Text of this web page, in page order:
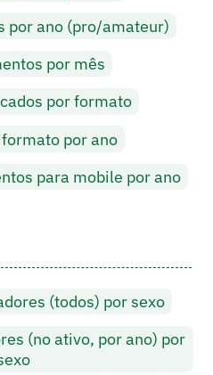
por ano (pro/amateur)
por mês
por formato
por ano
para mobile por ano
(todos) por sexo
(no ativo, por ano) por